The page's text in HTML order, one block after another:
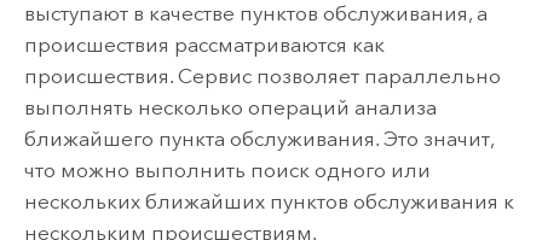
выступают в качестве пунктов обслуживания, а
происшествия рассматриваются как
происшествия. Сервис позволяет параллельно
выполнять несколько операций анализа
ближайшего пункта обслуживания. Это значит,
что можно выполнить поиск одного или
нескольких ближайших пунктов обслуживания к
нескольким происшествиям.